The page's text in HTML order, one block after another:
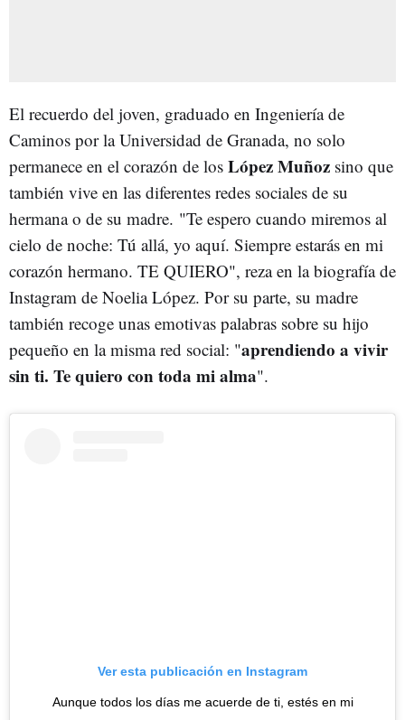
El recuerdo del joven, graduado en Ingeniería de
Caminos por la Universidad de Granada, no solo
permanece en el corazón de los López Muñoz sino que
también vive en las diferentes redes sociales de su
hermana o de su madre. "Te espero cuando miremos al
cielo de noche: Tú allá, yo aquí. Siempre estarás en mi
corazón hermano. TE QUIERO", reza en la biografía de
Instagram de Noelia López. Por su parte, su madre
también recoge unas emotivas palabras sobre su hijo
pequeño en la misma red social: "aprendiendo a vivir
sin ti. Te quiero con toda mi alma".
Ver esta publicación en Instagram
Aunque todos los días me acuerde de ti, estés en mi